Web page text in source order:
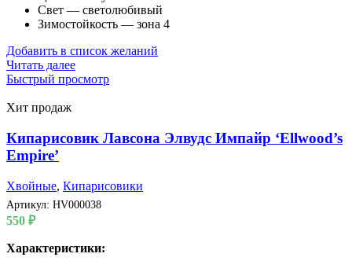
Свет — светолюбивый
Зимостойкость — зона 4
Добавить в список желаний
Читать далее
Быстрый просмотр
Хит продаж
Кипарисовик Лавсона Элвудс Импайр ‘Ellwood’s
Empire’
Хвойные, Кипарисовики
Артикул: HV000038
550 ₽
Характеристики: